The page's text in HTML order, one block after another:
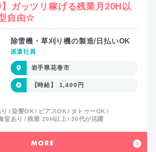
ガッツリ稼げる残業月20H以
自由☆
除雪機・草刈り機の製造/日払いOK
派遣社員
岩手県花巻市
【時給】 1,400円
染髪OK ピアスOK
タトゥーOK
堂あり 残業 20H以上 30代が活躍
MORE